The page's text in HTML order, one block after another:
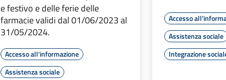
e festivo e delle ferie delle
farmacie validi dal 01/06/2023 al
31/05/2024.
Accesso all'informazione
Assistenza sociale
Accesso
Assistenza sociale
Integrazione